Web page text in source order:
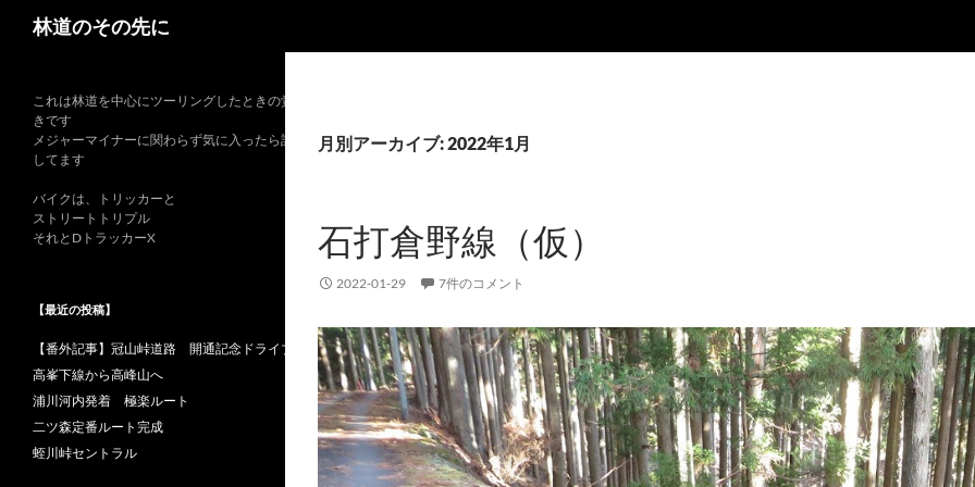
林道のその先に
月別アーカイブ: 2022年1月
石打倉野線（仮）
2022-01-29 7件のコメント
これは林道を中心にツーリングしたときの覚書
きです
メジャーマイナーに関わらず気に入ったら記録
してます
バイクは、トリッカーと
ストリートトリプル
それとDトラッカーX
【最近の投稿】
【番外記事】冠山峠道路 開通記念ドライブ
高峯下線から高峰山へ
浦川河内発着 極楽ルート
二ツ森定番ルート完成
蛭川峠セントラル